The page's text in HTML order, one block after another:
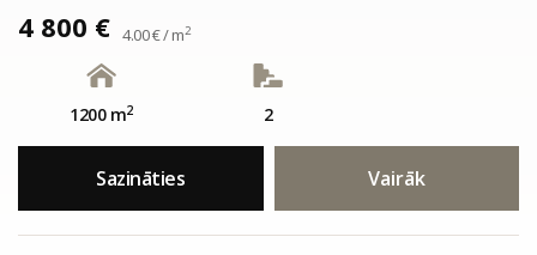
4 800 € 4.00 € / m2
1200 m2 2
Sazināties Vairāk